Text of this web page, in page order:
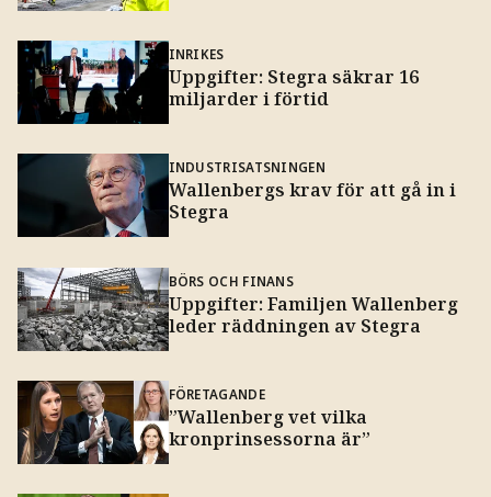
INRIKES
Uppgifter: Stegra säkrar 16
miljarder i förtid
INDUSTRISATSNINGEN
Wallenbergs krav för att gå in i
Stegra
BÖRS OCH FINANS
Uppgifter: Familjen Wallenberg
leder räddningen av Stegra
FÖRETAGANDE
”Wallenberg vet vilka
kronprinsessorna är”